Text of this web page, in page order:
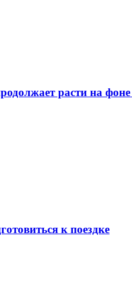
расти на
к поездке